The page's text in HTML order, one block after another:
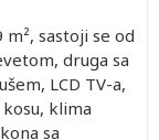
sastoji se od
druga sa
LCD TV-a,
klima
sa